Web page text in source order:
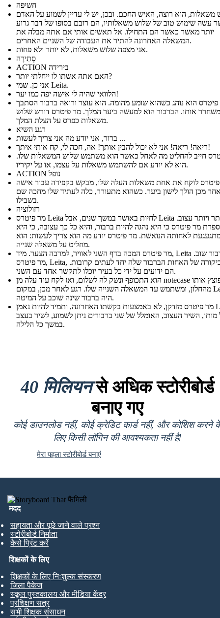
חשיפה
משאלות, הוא רוצה, האיש החכם. ובכן, יש לי עדיין לשמוע על האדם
עשה שימוש טוב של שלוש משאלותיו, הם רובם בסופו של דבר גרוע
יותר מאשר כאשר הם התחילו. אל תאשים אותי אם אתה מבלה את
המשאלה האחרונה להתיר את העבודה של השניים האחרים.
אני מצפה שלוש משאלות, לא יותר ולא פחות.
סְתִירָה
ACTION בירידה
האם אתה אשתו לו ייחלתי יותר?
אני כן. שמי Leita.
הלוואי שהיה לי אישה יפה כמו יער!
הוא נוהג כשהוא שומע מהומה. הוא עוצר ורואה ברבור הסתבך
אותו. הברבור הוא למעשה ביער המלך. מר פיטרס דורש שלוש
משאלות כפרס על הצלת המלך.
רגע השיא
ברור, אני יודע מה אני צריך לעשות ...
ריאה! ריאה! אני לא יכול להבין אותך! אה, חכה לי, קח אותי איתך!
חייב להחליט מה לאחל כאשר הוא משתמש שלוש המשאלות שלו.
הוא לא יודע אם להשתמש משאלות על עצמו, או על יקיריו.
ACTION נופל
לוקח את אחת משאלות העלה שלו, מבקש בקפידה עבור אישה
מכן הולך לישון ביער. כשהוא מתעורר, כלה לעתיד שלו מחכה שם
בשבילו.
רזולוציה
מר פיטרס Leita לחיות באושר במשך שנים, אבל Leita גדל יותר ויותר עצוב.
מר פיטרס כי היא נהגה להיות ברבור, והיא כל כך עצובה, כי היא
לאחותה הנואשת. מר פיטרס יודע מה הוא צריך לעשות: הוא
מחליט על משאלה שנייה.
מר פיטרס המכה בדף השני לאוויר, למרבה הצער. מיד, Leita הוא ברבור שוב.
מר פיטרס, Leita, ואת ביקורה של האחות הברבור שלה יחד לעתים קרובות.
הם ידועים על ידי כל בעיר יוכלו לתקשר אחד עם השני.
הוא התכופף ונשק לה לשלום, ואז לקח עוד עלה מן notecase שלו, פוצץ אותו
מהחלון, ומשתמש עד המשאלה השנייה שלו. רגע לאחר מכן, במקום Leita,
היה ברבור שינה שוכב על המיטה.
מר פיטרס מזדקן, לא באמצעות בקשתו האחרונה, ותמיד להיות נאמן Leita.
מותו, השיר העצוב, האומלל של שני ברבורים ניתן לשמוע, לשיר בעצב
במשך כל הלילה.
40 मिलियनसे अधिक स्टोरीबोर्ड
बनाए गए
कोई डाउनलोड नहीं, कोई क्रेडिट कार्ड नहीं, और कोशिश करने
लिए किसी लॉगिन की आवश्यकता नहीं है!
मेरा पहला स्टोरीबोर्ड बनाएं
मदद
सहायता और पूछे जाने वाले प्रश्न
स्टोरीबोर्ड निर्माता
कैसे प्रिंट करें
शिक्षकों के लिए
शिक्षकों के लिए निःशुल्क संस्करण
जिला पैकेज
स्कूल पुस्तकालय और मीडिया केंद्र
प्रशिक्षण सत्र
सभी शिक्षक संसाधन